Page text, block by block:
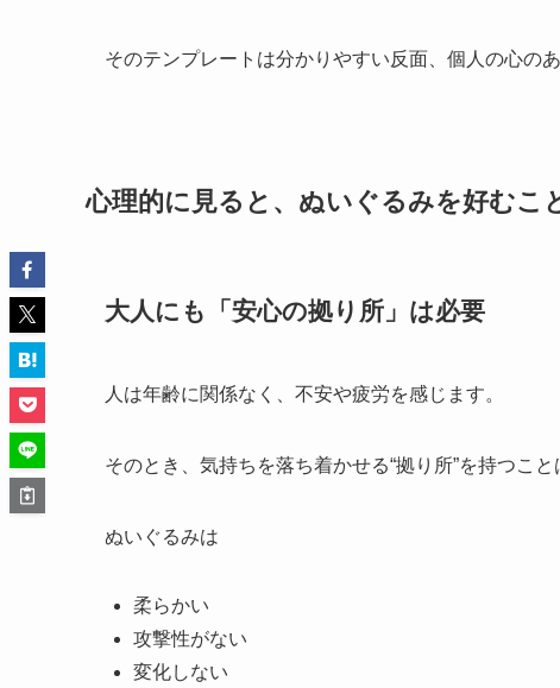
そのテンプレートは分かりやすい反面、個人の心の
心理的に見ると、ぬいぐるみを好むこ
大人にも「安心の拠り所」は必要
人は年齢に関係なく、不安や疲労を感じます。
そのとき、気持ちを落ち着かせる“拠り所”を持つこ
ぬいぐるみは
柔らかい
攻撃性がない
変化しない